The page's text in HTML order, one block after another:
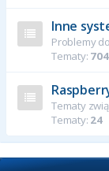
Inne
Problemy
Tematy: 704
Tematy
Tematy: 24